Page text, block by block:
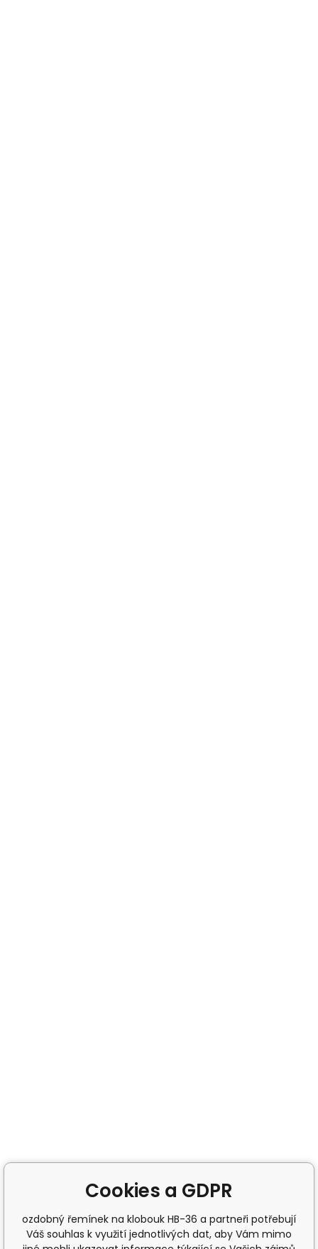
Cookies a GDPR
ozdobný řemínek na klobouk HB-36 a partneři potřebují
Váš souhlas k využití jednotlivých dat, aby Vám mimo